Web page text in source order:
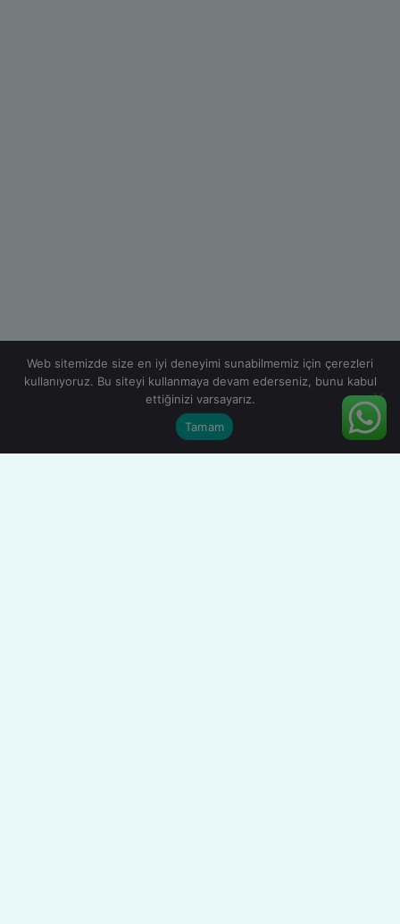
Web sitemizde size en iyi deneyimi sunabilmemiz için çerezleri
kullanıyoruz. Bu siteyi kullanmaya devam ederseniz, bunu kabul
ettiğinizi varsayarız.
Tamam